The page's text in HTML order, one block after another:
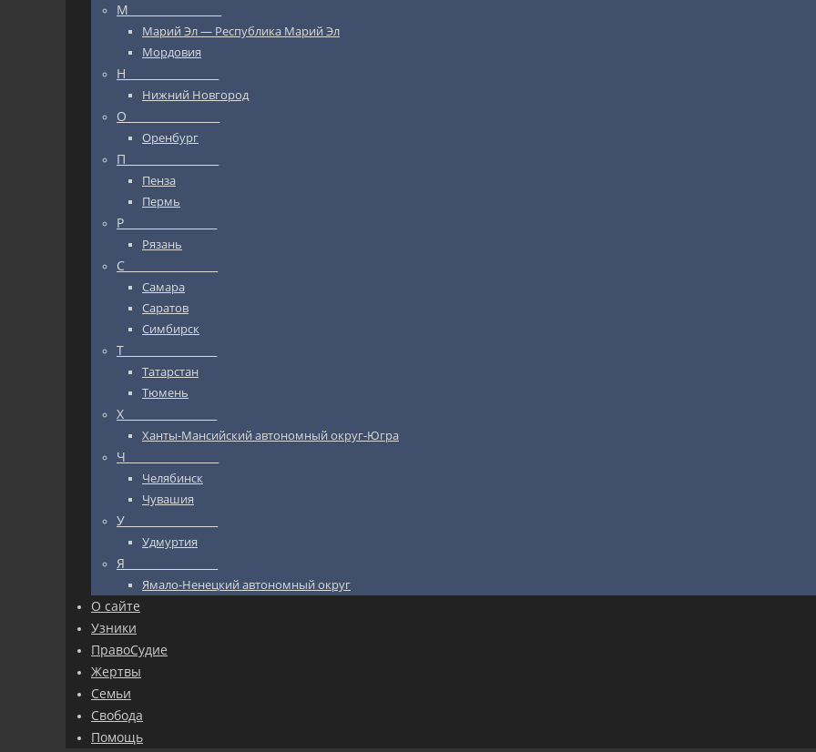
М_________________
Марий Эл — Республика Марий Эл
Мордовия
Н_________________
Нижний Новгород
О_________________
Оренбург
П_________________
Пенза
Пермь
Р_________________
Рязань
С_________________
Самара
Саратов
Симбирск
Т_________________
Татарстан
Тюмень
Х_________________
Ханты-Мансийский автономный округ-Югра
Ч_________________
Челябинск
Чувашия
У_________________
Удмуртия
Я_________________
Ямало-Ненецкий автономный округ
О сайте
Узники
ПравоСудие
Жертвы
Семьи
Свобода
Помощь